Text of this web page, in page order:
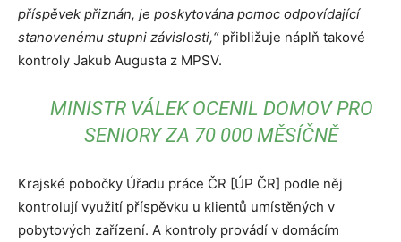
příspěvek přiznán, je poskytována pomoc odpovídající
stanovenému stupni závislosti,“ přibližuje náplň takové
kontroly Jakub Augusta z MPSV.
MINISTR VÁLEK OCENIL DOMOV PRO
SENIORY ZA 70 000 MĚSÍČNĚ
Krajské pobočky Úřadu práce ČR [ÚP ČR] podle něj
kontrolují využití příspěvku u klientů umístěných v
pobytových zařízení. A kontroly provádí v domácím